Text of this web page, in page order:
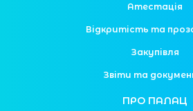
Атестація
Відкритість та
Закупівля
Звіти та
ПРО ПАЛАЦ